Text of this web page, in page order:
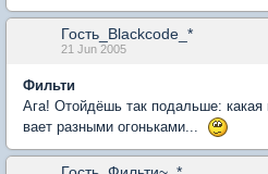
Гость_Blackcode_*
21 Jun 2005
Фильти
Ага! Отойдёшь так подальше:
вает разными огоньками...